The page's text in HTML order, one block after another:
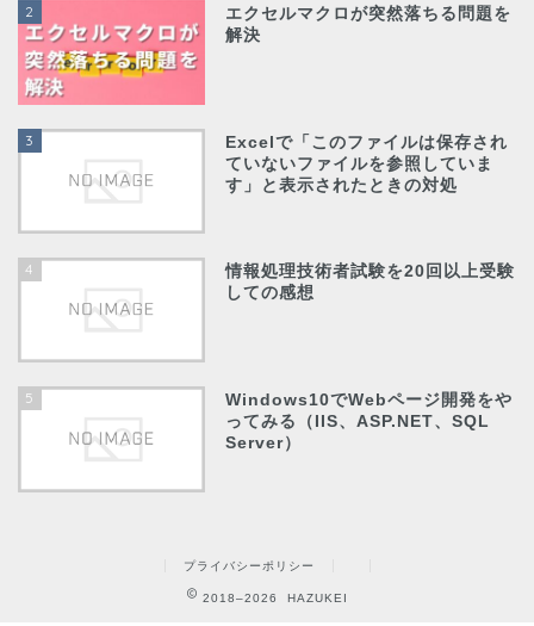
2
エクセルマクロが突然落ちる問題を
解決
3
Excelで「このファイルは保存され
ていないファイルを参照していま
す」と表示されたときの対処
4
情報処理技術者試験を20回以上受験
しての感想
5
Windows10でWebページ開発をや
ってみる（IIS、ASP.NET、SQL
Server）
プライバシーポリシー
2018–2026 HAZUKEI